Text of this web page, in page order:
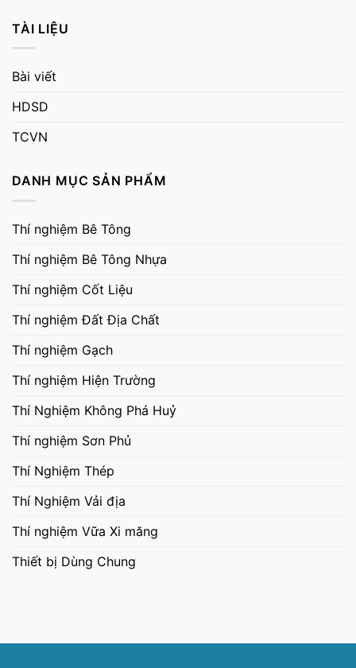
TÀI LIỆU
Bài viết
HDSD
TCVN
DANH MỤC SẢN PHẨM
Thí nghiệm Bê Tông
Thí nghiệm Bê Tông Nhựa
Thí nghiệm Cốt Liệu
Thí nghiệm Đất Địa Chất
Thí nghiệm Gạch
Thí nghiệm Hiện Trường
Thí Nghiệm Không Phá Huỷ
Thí nghiệm Sơn Phủ
Thí Nghiệm Thép
Thí Nghiệm Vải địa
Thí nghiệm Vữa Xi măng
Thiết bị Dùng Chung